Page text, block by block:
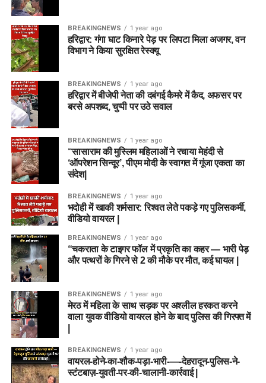
BREAKINGNEWS 1 year ago
हरिद्वार: गंगा घाट किनारे पेड़ पर लिपटा मिला अजगर, वन
विभाग ने किया सुरक्षित रेस्क्यू
BREAKINGNEWS 1 year ago
हरिद्वार में बीजेपी नेता की दबंगई कैमरे में कैद, अफसर पर
बरसे अपशब्द, चुप्पी पर उठे सवाल
BREAKINGNEWS 1 year ago
“सासाराम की मुस्लिम महिलाओं ने रचाया मेहंदी से
‘ऑपरेशन सिन्दूर’, पीएम मोदी के स्वागत में गूंजा एकता का
संदेश|
BREAKINGNEWS 1 year ago
भदोही में खाकी शर्मसार: रिश्वत लेते पकड़े गए पुलिसकर्मी,
वीडियो वायरल |
BREAKINGNEWS 1 year ago
“चकराता के टाइगर फॉल में प्रकृति का कहर — भारी पेड़
और पत्थरों के गिरने से 2 की मौके पर मौत, कई घायल |
BREAKINGNEWS 1 year ago
मेरठ में महिला के साथ सड़क पर अश्लील हरकत करने
वाला युवक वीडियो वायरल होने के बाद पुलिस की गिरफ्त में
BREAKINGNEWS 1 year ago
वायरल-होने-का-शौक-पड़ा-भारी-—-देहरादून-पुलिस-ने-
स्टंटबाज़-युवती-पर-की-चालानी-कार्रवाई |